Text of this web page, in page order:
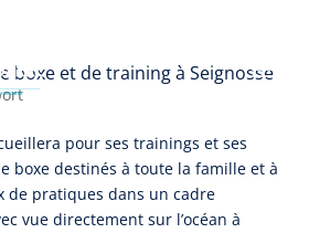
boxe et de training à Seignosse
pour ses trainings et ses
boxe destinés à toute la famille et à
de pratiques dans un cadre
vue directement sur l’océan à